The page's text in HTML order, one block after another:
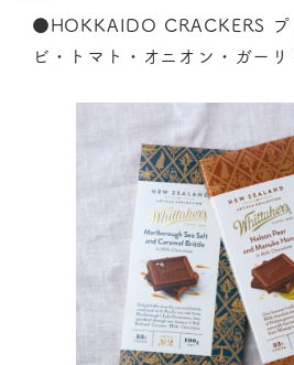
●HOKKAIDO CRACKERS プ
ビ・トマト・オニオン・ガー